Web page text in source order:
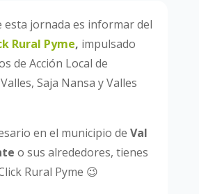
esta jornada es informar del
Rural Pyme, impulsado
de Acción Local de
Saja Nansa y Valles
en el municipio de Val
o sus alrededores, tienes
Rural Pyme 😉